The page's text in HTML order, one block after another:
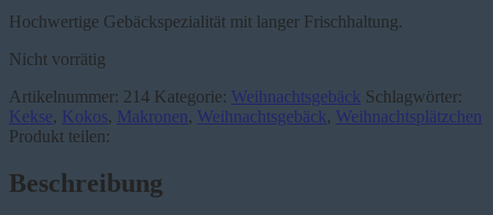
Hochwertige Gebäckspezialität mit langer Frischhaltung.
Nicht vorrätig
Artikelnummer: 214 Kategorie: Weihnachtsgebäck Schlagwörter:
Kekse, Kokos, Makronen, Weihnachtsgebäck, Weihnachtsplätzchen
Produkt teilen:
Beschreibung